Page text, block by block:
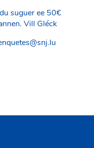
suguer ee 50€
Vill Gléck